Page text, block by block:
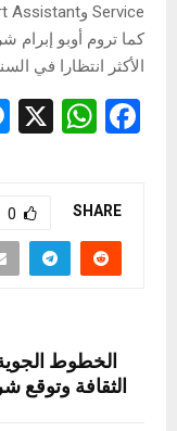
Service وSmart Assistant وGesture navigation.
الأكثر انتظارا في
F
b
o
o
W
A
p
SHARE
0
الخطوط
الثقافة وتوقع